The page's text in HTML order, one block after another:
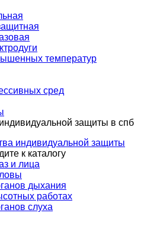
температур
сред
индивидуальной защиты
к каталогу
и лица
дыхания
работах
слуха